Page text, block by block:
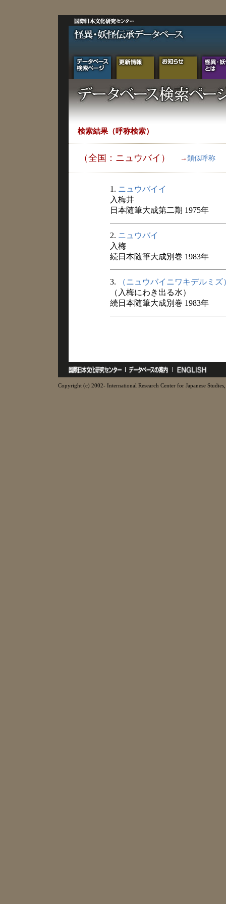
検索結果（呼称検索）
（全国：ニュウバイ） → 類似呼称
1. ニュウバイイ
入梅井
日本随筆大成第二期 1975年
2. ニュウバイ
入梅
続日本随筆大成別巻 1983年
3.
（ニュウバイニワキデルミズ
（入梅にわき出る水）
続日本随筆大成別巻 1983年
Copyright (c) 2002- International Research Center for Japanese